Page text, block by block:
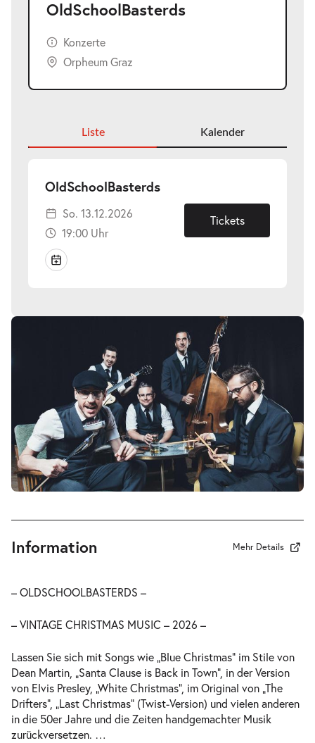
OldSchoolBasterds
Konzerte
Orpheum Graz
Liste Kalender
OldSchoolBasterds-
13.12.2026
So. 13.12.2026
19:00 Uhr
Tickets
Information Mehr Details
– OLDSCHOOLBASTERDS –
– VINTAGE CHRISTMAS MUSIC – 2026 –
Lassen Sie sich mit Songs wie „Blue Christmas“ im Stile von
Dean Martin, „Santa Clause is Back in Town“, in der Version
von Elvis Presley, „White Christmas“, im Original von „The
Drifters“, „Last Christmas“ (Twist-Version) und vielen anderen
in die 50er Jahre und die Zeiten handgemachter Musik
zurückversetzen. …